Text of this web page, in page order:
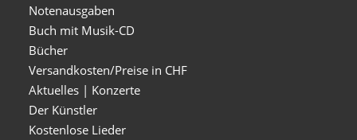
Notenausgaben
Buch mit Musik-CD
Bücher
Versandkosten/Preise in CHF
Aktuelles | Konzerte
Der Künstler
Kostenlose Lieder